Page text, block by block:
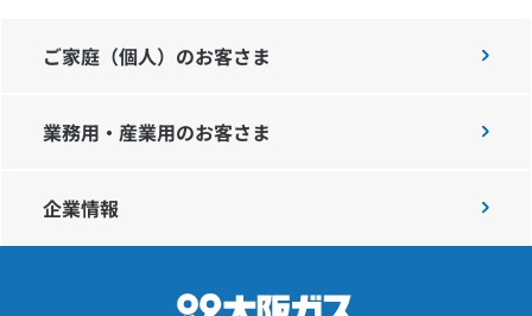
技術開発
サステナビリティ
IR情報
ご家庭（個人）のお客さま
業務用・産業用のお客さま
企業情報